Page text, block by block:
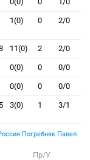
1(0) 0 2/0
11(0) 2 2/0
0(0) 0 0/0
0(0) 0 0/0
3(0) 1 3/1
Погребняк Павел
Пр/У